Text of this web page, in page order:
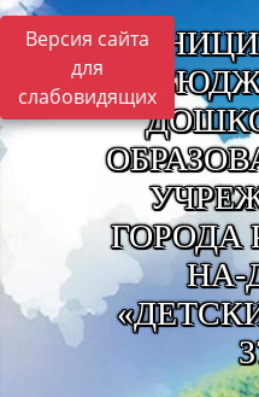
Версия сайта
для
слабовидящих
ГОРОДА
НА-